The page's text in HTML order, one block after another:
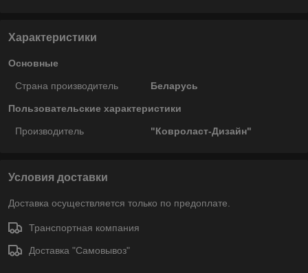
Характеристики
Основные
Страна производитель Беларусь
Пользовательские характеристики
Производитель "Ковроласт-Дизайн"
Условия доставки
Доставка осуществляется только по предоплате.
Транспортная компания
Доставка "Самовывоз"